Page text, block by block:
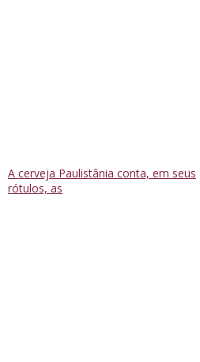
A cerveja Paulistânia conta, em seus
rótulos, as